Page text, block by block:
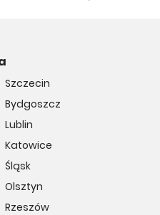
Szczecin
Bydgoszcz
Lublin
Katowice
Śląsk
Olsztyn
Rzeszów